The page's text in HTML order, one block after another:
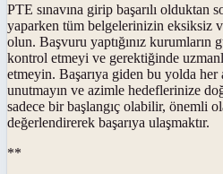
PTE sınavına girip başarılı olduktan
yaparken tüm belgelerinizin eksiksiz
olun. Başvuru yaptığınız kurumların
kontrol etmeyi ve gerektiğinde
etmeyin. Başarıya giden bu yolda her
unutmayın ve azimle hedeflerinize
sadece bir başlangıç olabilir, önemli
değerlendirerek başarıya ulaşmaktır.
**